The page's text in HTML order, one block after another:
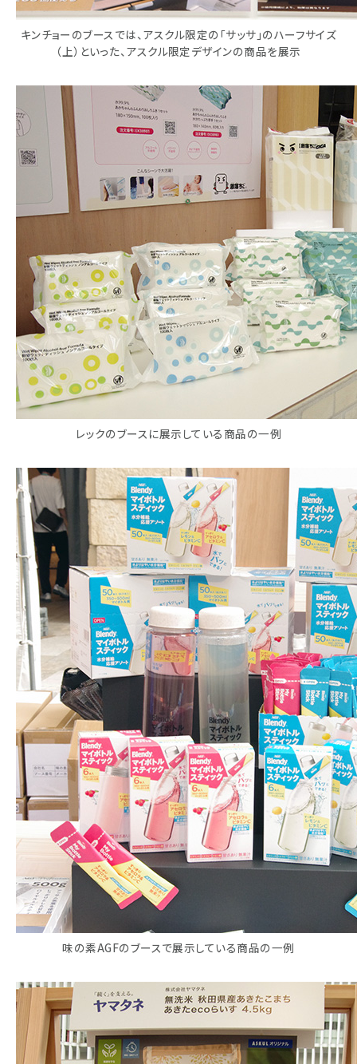
キンチョーのブースでは、アスクル限定の「サッサ」のハーフサイズ
（上）といった、アスクル限定デザインの商品を展示
レックのブースに展示している商品の一例
味の素AGFのブースで展示している商品の一例